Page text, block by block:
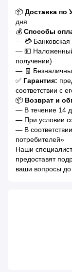
📦 Доставка по
дня
💰 Способы
— 💳 Банковская
— 💵
получении)
— 🧾
✅ Гарантия:
соответствии с
📦 Возврат и
— В течение 14
— При условии
— В
потребителей»
Наши
предоставят
ваши вопросы